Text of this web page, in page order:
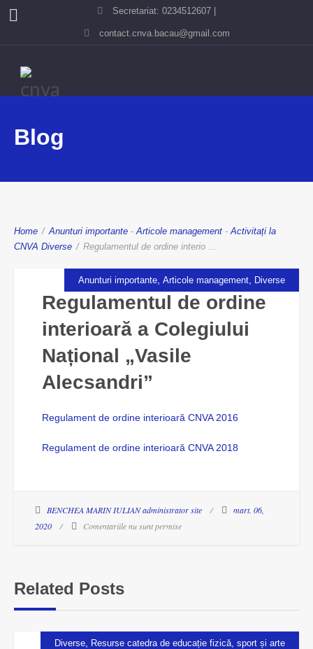
Secretariat: 0234512607 |
contact.cnva.bacau@gmail.com
Blog
Home / Anunturi importante -Articole management -Activitați la
CNVA Diverse / Regulamentul de ordine interio ...
Anunturi importante Articole management Diverse
Regulamentul de ordine
interioară a Colegiului
Național „Vasile
Alecsandri”
Regulament de ordine interioară CNVA 2016
Regulament de ordine interioară CNVA 2018
BENCHEA MARIN IULIAN administrator site
mart. 06,
2020
Comentariile nu sunt permise
Related Posts
Diverse Resurse catedra de educație fizică, sport și arte